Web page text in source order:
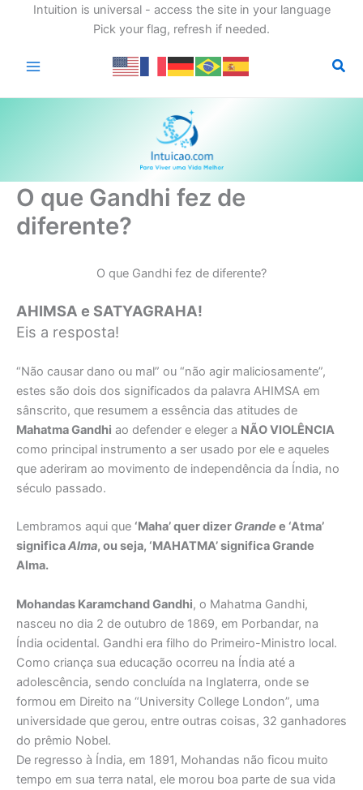
Intuition is universal - access the site in your language
Pick your flag, refresh if needed.
O que Gandhi fez de
diferente?
O que Gandhi fez de diferente?
AHIMSA e SATYAGRAHA!
Eis a resposta!
“Não causar dano ou mal” ou “não agir maliciosamente”,
estes são dois dos significados da palavra AHIMSA em
sânscrito, que resumem a essência das atitudes de
Mahatma Gandhi ao defender e eleger a NÃO VIOLÊNCIA
como principal instrumento a ser usado por ele e aqueles
que aderiram ao movimento de independência da Índia, no
século passado.
Lembramos aqui que ‘Maha’ quer dizer Grande e ‘Atma’
significaAlma, ou seja, ‘MAHATMA’ significa Grande
Alma.
Mohandas Karamchand Gandhi, o Mahatma Gandhi,
nasceu no dia 2 de outubro de 1869, em Porbandar, na
Índia ocidental. Gandhi era filho do Primeiro-Ministro local.
Como criança sua educação ocorreu na Índia até a
adolescência, sendo concluída na Inglaterra, onde se
formou em Direito na “University College London”, uma
universidade que gerou, entre outras coisas, 32 ganhadores
do prêmio Nobel.
De regresso à Índia, em 1891, Mohandas não ficou muito
tempo em sua terra natal, ele morou boa parte de sua vida